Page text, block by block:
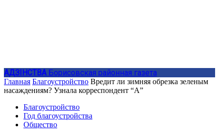
АДЗIНСТВА Борисовская районная газета
Главная Благоустройство Вредит ли зимняя обрезка зеленым
насаждениям? Узнала корреспондент “А”
Благоустройство
Год благоустройства
Общество